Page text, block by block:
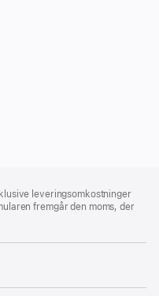
leveringsomkostninger
fremgår den moms, der